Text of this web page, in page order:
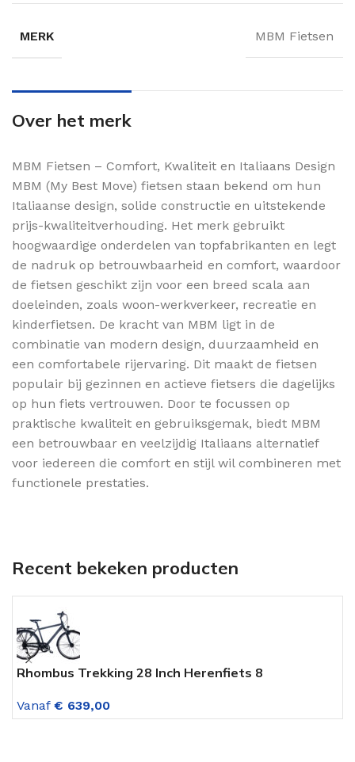
MERK MBM Fietsen
Over het merk
MBM Fietsen – Comfort, Kwaliteit en Italiaans Design
MBM (My Best Move) fietsen staan bekend om hun
Italiaanse design, solide constructie en uitstekende
prijs-kwaliteitverhouding. Het merk gebruikt
hoogwaardige onderdelen van topfabrikanten en legt
de nadruk op betrouwbaarheid en comfort, waardoor
de fietsen geschikt zijn voor een breed scala aan
doeleinden, zoals woon-werkverkeer, recreatie en
kinderfietsen. De kracht van MBM ligt in de
combinatie van modern design, duurzaamheid en
een comfortabele rijervaring. Dit maakt de fietsen
populair bij gezinnen en actieve fietsers die dagelijks
op hun fiets vertrouwen. Door te focussen op
praktische kwaliteit en gebruiksgemak, biedt MBM
een betrouwbaar en veelzijdig Italiaans alternatief
voor iedereen die comfort en stijl wil combineren met
functionele prestaties.
Recent bekeken producten
Rhombus Trekking 28 Inch Herenfiets 8
Vanaf € 639,00